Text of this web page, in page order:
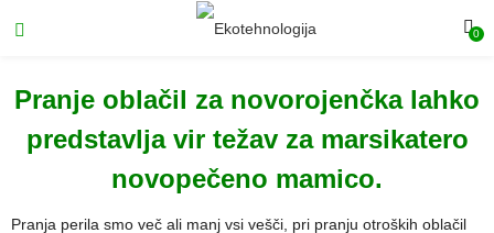
0
Pranje oblačil za novorojenčkalahko
predstavlja vir težav za marsikatero
novopečeno mamico.
Pranja perila smo več ali manj vsi vešči, pri pranju otroških oblačil